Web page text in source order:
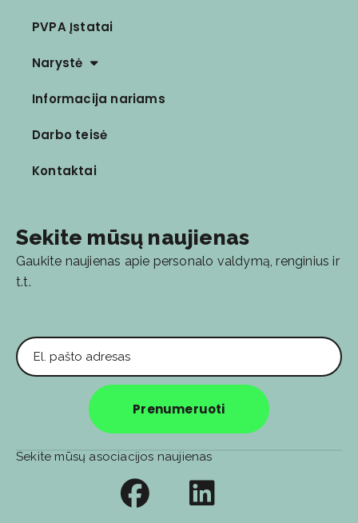
PVPA Įstatai
Narystė
Informacija nariams
Darbo teisė
Kontaktai
Sekite mūsų naujienas
Gaukite naujienas apie personalo valdymą, renginius ir
t.t.
Prenumeruoti
Sekite mūsų asociacijos naujienas